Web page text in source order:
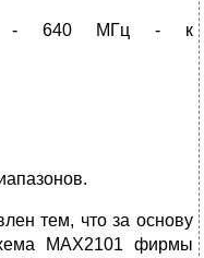
- 640 МГц - к
тем, что за основу
MAX2101 фирмы